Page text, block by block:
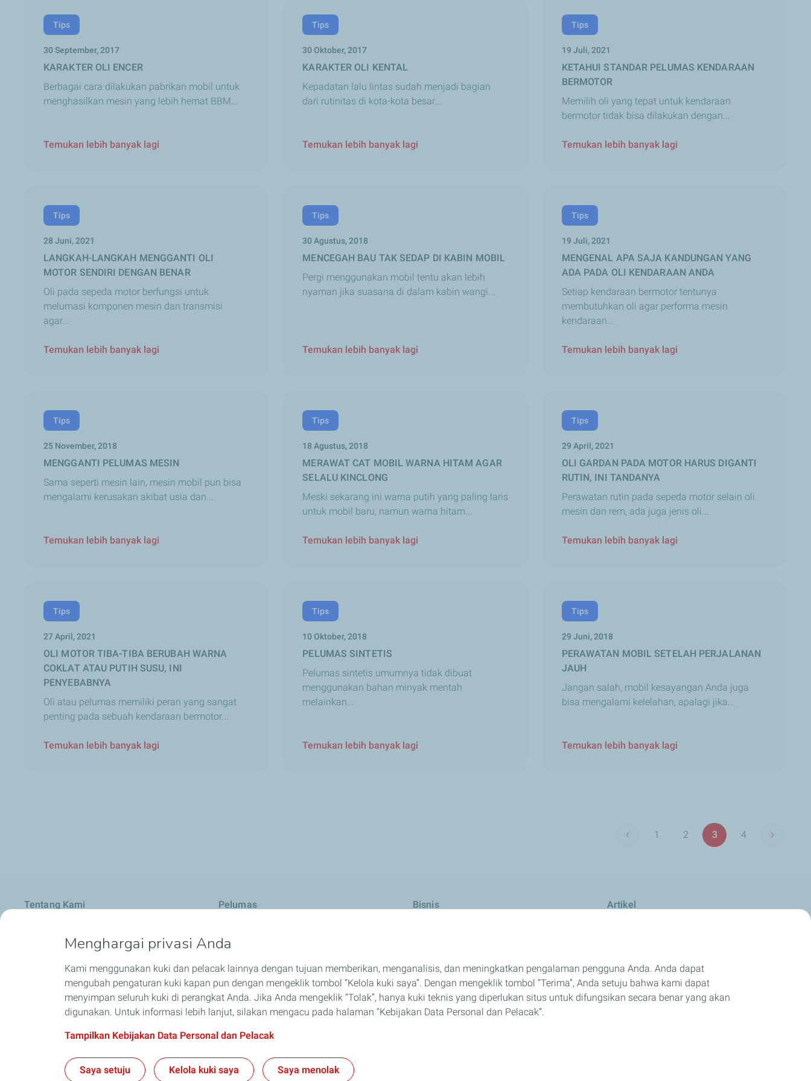
Tips
30 September, 2017
KARAKTER OLI ENCER
Berbagai cara dilakukan pabrikan mobil untuk
menghasilkan mesin yang lebih hemat BBM...
Temukan lebih banyak lagi
Tips
30 Oktober, 2017
KARAKTER OLI KENTAL
Kepadatan lalu lintas sudah menjadi bagian
dari rutinitas di kota-kota besar...
Temukan lebih banyak lagi
Tips
19 Juli, 2021
KETAHUI STANDAR PELUMAS KENDARAAN
BERMOTOR
Memilih oli yang tepat untuk kendaraan
bermotor tidak bisa dilakukan dengan...
Temukan lebih banyak lagi
Tips
28 Juni, 2021
LANGKAH-LANGKAH MENGGANTI OLI
MOTOR SENDIRI DENGAN BENAR
Oli pada sepeda motor berfungsi untuk
melumasi komponen mesin dan transmisi
agar...
Temukan lebih banyak lagi
Tips
30 Agustus, 2018
MENCEGAH BAU TAK SEDAP DI KABIN MOBIL
Pergi menggunakan mobil tentu akan lebih
nyaman jika suasana di dalam kabin wangi...
Temukan lebih banyak lagi
Tips
19 Juli, 2021
MENGENAL APA SAJA KANDUNGAN YANG
ADA PADA OLI KENDARAAN ANDA
Setiap kendaraan bermotor tentunya
membutuhkan oli agar performa mesin
kendaraan...
Temukan lebih banyak lagi
Tips
25 November, 2018
MENGGANTI PELUMAS MESIN
Sama seperti mesin lain, mesin mobil pun bisa
mengalami kerusakan akibat usia dan...
Temukan lebih banyak lagi
Tips
18 Agustus, 2018
MERAWAT CAT MOBIL WARNA HITAM AGAR
SELALU KINCLONG
Meski sekarang ini warna putih yang paling laris
untuk mobil baru, namun warna hitam...
Temukan lebih banyak lagi
Tips
29 April, 2021
OLI GARDAN PADA MOTOR HARUS DIGANTI
RUTIN, INI TANDANYA
Perawatan rutin pada sepeda motor selain oli
mesin dan rem, ada juga jenis oli...
Temukan lebih banyak lagi
Tips
27 April, 2021
OLI MOTOR TIBA-TIBA BERUBAH WARNA
COKLAT ATAU PUTIH SUSU, INI
PENYEBABNYA
Oli atau pelumas memiliki peran yang sangat
penting pada sebuah kendaraan bermotor...
Temukan lebih banyak lagi
Tips
10 Oktober, 2018
PELUMAS SINTETIS
Pelumas sintetis umumnya tidak dibuat
menggunakan bahan minyak mentah
melainkan...
Temukan lebih banyak lagi
Tips
29 Juni, 2018
PERAWATAN MOBIL SETELAH PERJALANAN
JAUH
Jangan salah, mobil kesayangan Anda juga
bisa mengalami kelelahan, apalagi jika...
Temukan lebih banyak lagi
Halaman sebelumnya
Halaman
1
Halaman
2
Halaman
3
Halaman
4
Tentang Kami
Ambisi dan Misi Kami
Aktivitas Kami
TotalEnergies di Indonesia
Distributor
Pelumas
Kendaraan Niaga
Di mana Mendapatkan TotalEnergies
Promosi
Bisnis
Jadilah Mitra Kami
Safety Data Sheet
Artikel
Menghargai privasi Anda
Kami menggunakan kuki dan pelacak lainnya dengan tujuan memberikan, menganalisis, dan meningkatkan pengalaman pengguna Anda. Anda dapat
mengubah pengaturan kuki kapan pun dengan mengeklik tombol “Kelola kuki saya”. Dengan mengeklik tombol “Terima”, Anda setuju bahwa kami dapat
menyimpan seluruh kuki di perangkat Anda. Jika Anda mengeklik “Tolak”, hanya kuki teknis yang diperlukan situs untuk difungsikan secara benar yang akan
digunakan. Untuk informasi lebih lanjut, silakan mengacu pada halaman “Kebijakan Data Personal dan Pelacak”.
Tampilkan Kebijakan Data Personal dan Pelacak
Saya setuju Kelola kuki saya Saya menolak